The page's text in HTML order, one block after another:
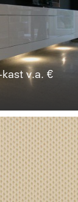
kast v.a. €